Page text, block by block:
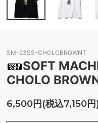
SM-23SS-CHOLOBROWNT
SOFT
CHOLO
6,500円(税込7,150円